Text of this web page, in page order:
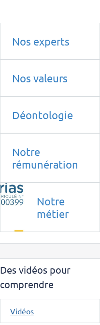
Nos experts
Nos valeurs
Déontologie
Notre
rémunération
Notre
métier
Des vidéos pour
comprendre
Vidéos